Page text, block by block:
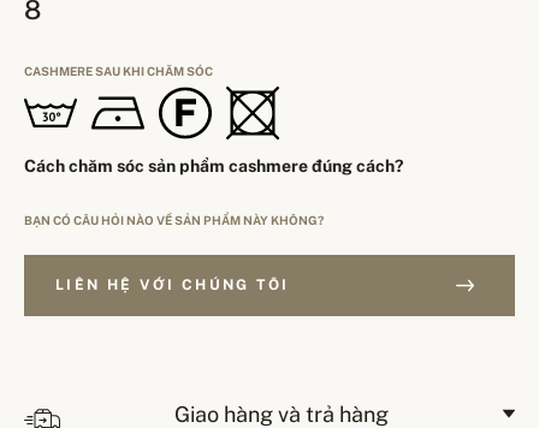
8
CASHMERE SAU KHI CHĂM SÓC
Cách chăm sóc sản phẩm cashmere đúng cách?
BẠN CÓ CÂU HỎI NÀO VỀ SẢN PHẨM NÀY KHÔNG?
LIÊN HỆ VỚI CHÚNG TÔI
Giao hàng và trả hàng